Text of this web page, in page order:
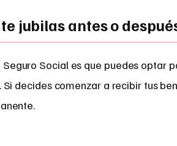
jubilas antes o
Social es que puedes optar
decides comenzar a recibir tus